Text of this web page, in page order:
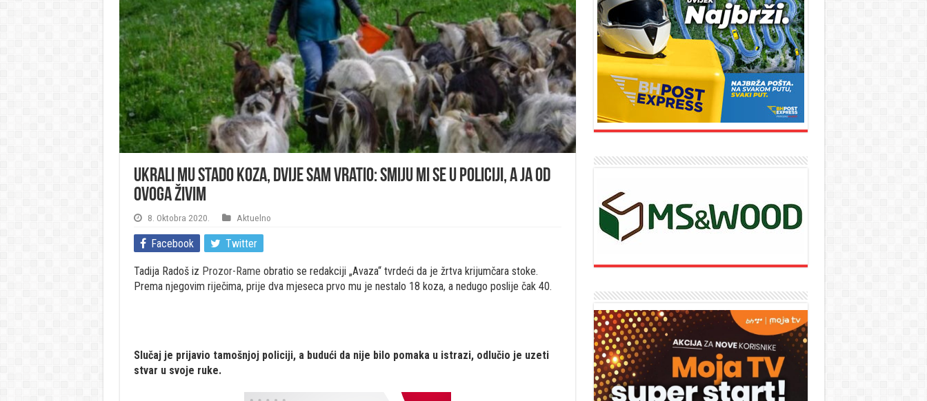
Ukrali mu stado koza, dvije sam vratio: Smiju mi se u policiji, a ja od
ovoga živim
8. Oktobra 2020. Aktuelno
Facebook Twitter
Tadija Radoš iz Prozor-Rame obratio se redakciji „Avaza“ tvrdeći da je žrtva krijumčara stoke.
Prema njegovim riječima, prije dva mjeseca prvo mu je nestalo 18 koza, a nedugo poslije čak 40.
Slučaj je prijavio tamošnjoj policiji, a budući da nije bilo pomaka u istrazi, odlučio je uzeti
stvar u svoje ruke.